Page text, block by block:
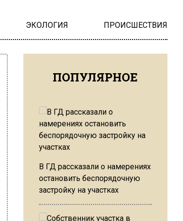
ЭКОЛОГИЯ ПРОИСШЕСТВИЯ
ПОПУЛЯРНОЕ
В ГД рассказали о намерениях
остановить беспорядочную
застройку на участках